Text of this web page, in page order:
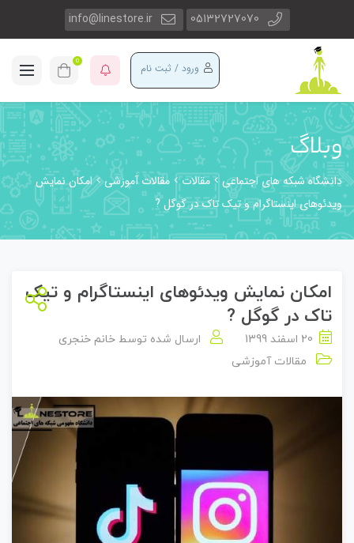
05132727070
info@linestore.ir
ورود / ثبت نام 0
وبلاگ
دانشگاه شبکه های اجتماعی مقالات مقالات آموزشی
امکان نمایش
ویدئوهای اینستاگرام و تیک تاک در گوگل ?
امکان نمایش ویدئوهای اینستاگرام و تیک
تاک در گوگل ?
20 اسفند 1399 ارسال شده توسط خانم خنجری
مقالات آموزشی